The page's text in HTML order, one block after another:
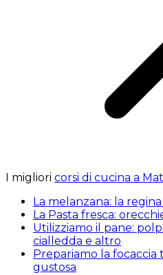
I migliori corsi di cucina a
La melanzana: la
La Pasta fresca:
Utilizziamo il pane:
cialledda e altro
Prepariamo la
gustosa